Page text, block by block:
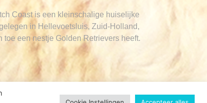
Coast is een kleinschalige huiselijke
in Hellevoetsluis, Zuid-Holland,
toe een nestje Golden Retrievers heeft.